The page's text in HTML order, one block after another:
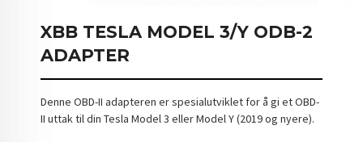
XBB TESLA MODEL 3/Y ODB-2
ADAPTER
Denne OBD-II adapteren er spesialutviklet for å gi et OBD-
II uttak til din Tesla Model 3 eller Model Y (2019 og nyere).